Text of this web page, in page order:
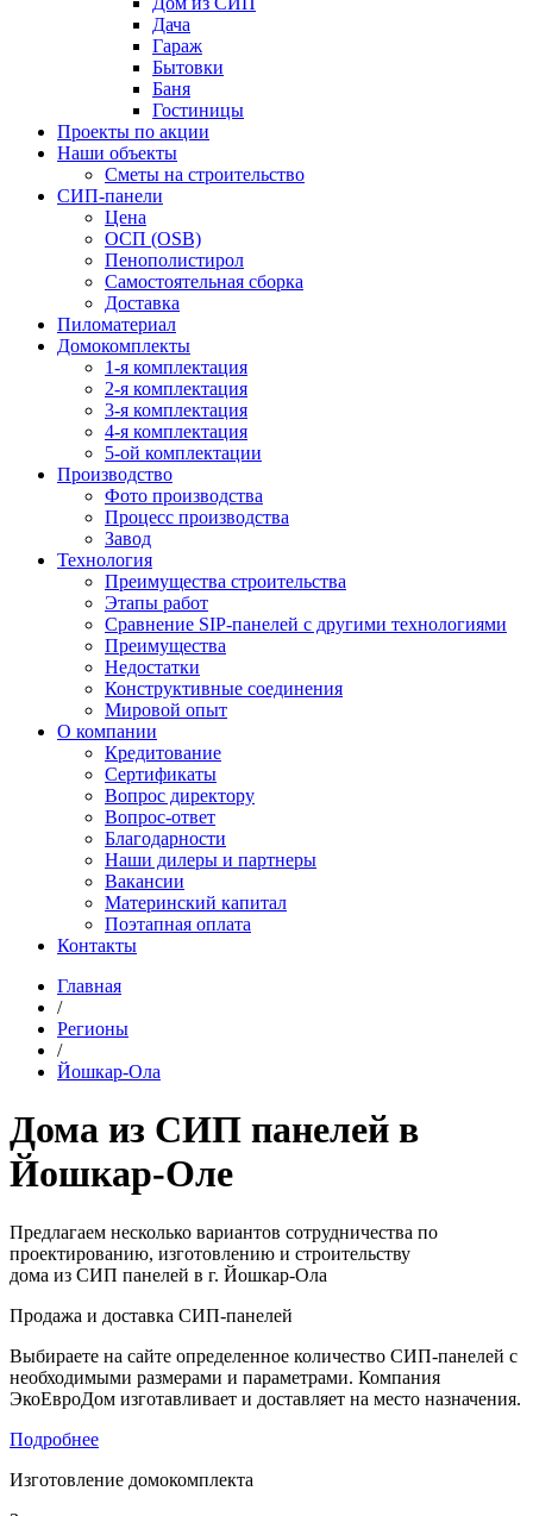
Дача
Гараж
Бытовки
Баня
Гостиницы
Проекты по акции
Наши объекты
Сметы на строительство
СИП-панели
Цена
ОСП (OSB)
Пенополистирол
Самостоятельная сборка
Доставка
Пиломатериал
Домокомплекты
1-я комплектация
2-я комплектация
3-я комплектация
4-я комплектация
5-ой комплектации
Производство
Фото производства
Процесс производства
Завод
Технология
Преимущества строительства
Этапы работ
Сравнение SIP-панелей с другими технологиями
Преимущества
Недостатки
Конструктивные соединения
Мировой опыт
О компании
Кредитование
Сертификаты
Вопрос директору
Вопрос-ответ
Благодарности
Наши дилеры и партнеры
Вакансии
Материнский капитал
Поэтапная оплата
Контакты
Главная
/
Регионы
/
Йошкар-Ола
Дома из СИП панелей в
Йошкар-Оле
Предлагаем несколько вариантов сотрудничества по
проектированию, изготовлению и строительству
дома из СИП панелей в г. Йошкар-Ола
Продажа и доставка СИП-панелей
Выбираете на сайте определенное количество СИП-панелей с
необходимыми размерами и параметрами. Компания
ЭкоЕвроДом изготавливает и доставляет на место назначения.
Подробнее
Изготовление домокомплекта